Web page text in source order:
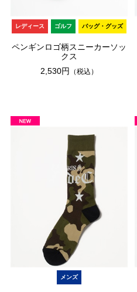
レディース ゴルフ バッグ・グッズ
ペンギンロゴ柄スニーカーソッ
クス
2,530円
（税込）
メンズ